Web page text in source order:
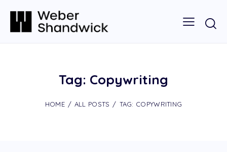
Tag: Copywriting
HOME ALL POSTS TAG: COPYWRITING